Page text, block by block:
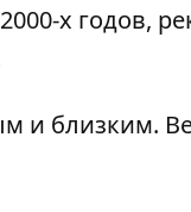
х годов,
и близким.